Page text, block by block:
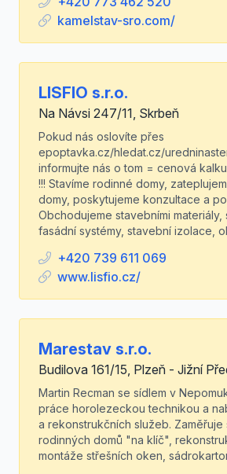
kamelstav-sro.com/
LISFIO s.r.o.
Na Návsi 247/11, Skrbeň
Pokud nás oslovíte přes
epoptavka.cz/hledat.cz/
informujte nás o tom = cenová
!!! Stavíme rodinné domy,
domy, poskytujeme konzultace a
Obchodujeme stavebními materiály,
fasádní systémy, stavební izolace,
+420 739 611 069
www.lisfio.cz/
Marestav s.r.o.
Budilova 161/15, Plzeň - Jižní
Martin Recman se sídlem v
práce horolezeckou technikou a
a rekonstrukčních služeb.
rodinných domů "na klíč",
montáže střešních oken,